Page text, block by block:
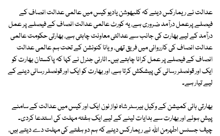
عدالت نے ریمارکس دیئے کہ کلبھوشن یادیو کیس میں عالمی عدالت انصاف کے
فیصلے پرعمل درآمد ضروری ہے، یہ کورٹ عالمی عدالت انصاف کے فیصلے پر عمل
درآمد کے لیے بھارت کی جانب سے عدالتی معاونت چاہتی ہے، بھارتی حکومت عالمی
عدالت انصاف کی کارروائی میں فریق تھی، ویانا کنونشن کے تحت ہم عالمی عدالت
انصاف کے فیصلے پر عمل کرانا چاہتے ہیں۔ اٹارنی جنرل نے کہا کہ پاکستان بھارت کو
ایک اور قونصلر رسائی کی پیشکش کرتا ہے، اور بھارت کو ایک اور قونصلر رسائی دینے کے
لیے تیار ہے۔
بھارتی ہائی کمیشن کے وکیل بیرسٹر شاہ نواز نون ایک اور کیس میں عدالت کے سامنے
پیش ہوئے اور بھارت سے ہدایات لینے کے لیے ایک ہفتہ مہلت کی استدعا کردی۔
چیف جسٹس اطہرمن اللہ نے ریمارکس دیئے کہ ہم دو ہفتے کی مہلت دے دیتے ہیں،